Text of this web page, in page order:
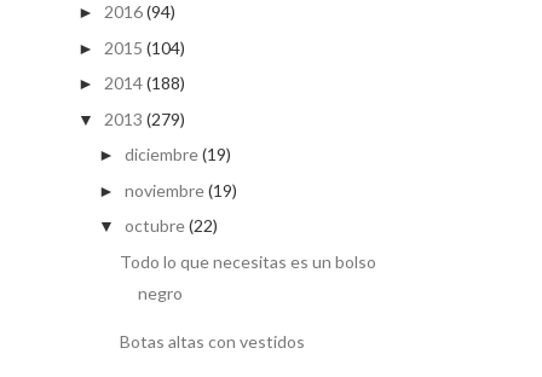
► 2016(94)
► 2015 (104)
► 2014(188)
▼ 2013 (279)
► diciembre(19)
► noviembre(19)
▼ octubre(22)
Todo lo que necesitas es un bolso
negro
Botas altas con vestidos